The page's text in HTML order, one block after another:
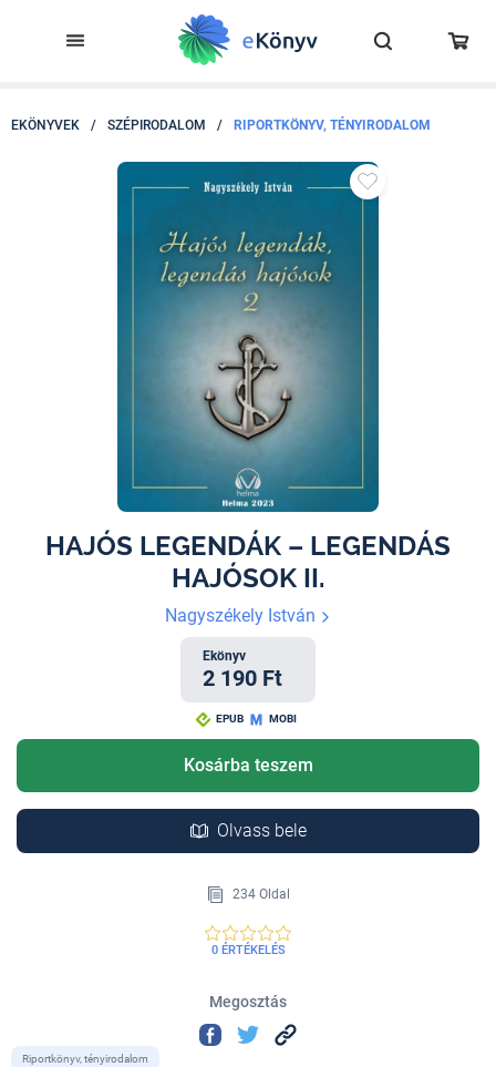
EKÖNYVEK / SZÉPIRODALOM / RIPORTKÖNYV, TÉNYIRODALOM
HAJÓS LEGENDÁK – LEGENDÁS
HAJÓSOK II.
Nagyszékely István
Ekönyv
2 190 Ft
EPUB MOBI
Kosárba teszem
Olvass bele
234 Oldal
0 ÉRTÉKELÉS
Megosztás
Riportkönyv, tényirodalom